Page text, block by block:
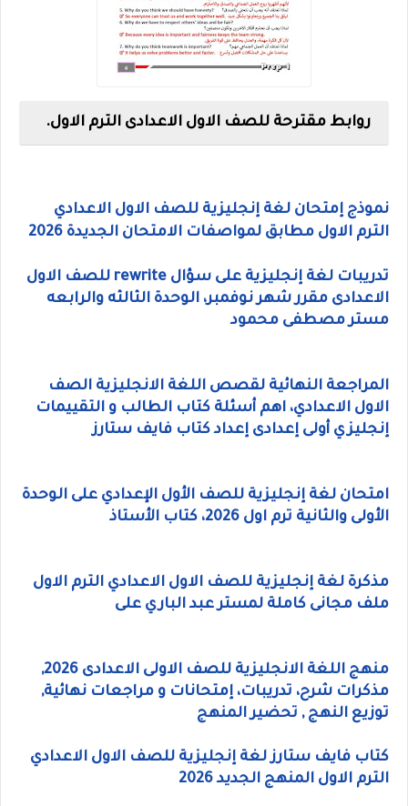
روابط مقترحة للصف الاول الاعدادى الترم الاول.
نموذج إمتحان لغة إنجليزية للصف الاول الاعدادي
الترم الاول مطابق لمواصفات الامتحان الجديدة 2026
تدريبات لغة إنجليزية على سؤال rewrite للصف الاول
الاعدادى مقرر شهر نوفمبر، الوحدة الثالثه والرابعه
مستر مصطفى محمود
المراجعة النهائية لقصص اللغة الانجليزية الصف
الاول الاعدادي، اهم أسئلة كتاب الطالب و التقييمات
إنجليزي أولى إعدادى إعداد كتاب فايف ستارز
امتحان لغة إنجليزية للصف الأول الإعدادي على الوحدة
الأولى والثانية ترم اول 2026، كتاب الأستاذ
مذكرة لغة إنجليزية للصف الاول الاعدادي الترم الاول
ملف مجانى كاملة لمستر عبد الباري على
منهج اللغة الانجليزية للصف الاولى الاعدادى 2026,
مذكرات شرح، تدريبات، إمتحانات و مراجعات نهائية,
توزيع النهج , تحضير المنهج
كتاب فايف ستارز لغة إنجليزية للصف الاول الاعدادي
الترم الاول المنهج الجديد 2026